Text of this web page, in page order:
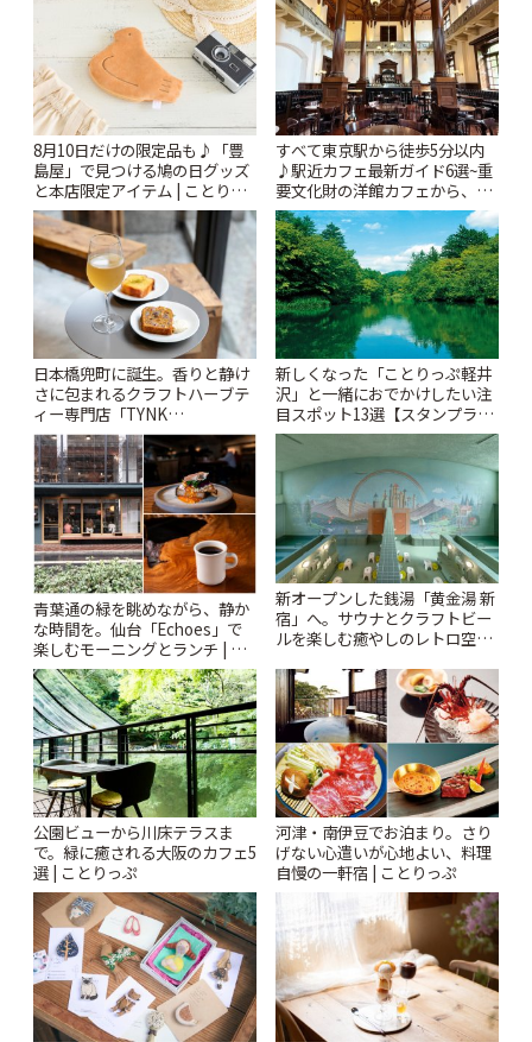
8月10日だけの限定品も♪「豊
島屋」で見つける鳩の日グッズ
と本店限定アイテム | ことりっ
ぷ
すべて東京駅から徒歩5分以内
♪駅近カフェ最新ガイド6選~重
要文化財の洋館カフェから、改
札すぐのレトロ喫茶まで~ | こと
りっぷ
日本橋兜町に誕生。香りと静け
さに包まれるクラフトハーブテ
ィー専門店「TYNK
Kabutocho」 | ことりっぷ
新しくなった「ことりっぷ軽井
沢」と一緒におでかけしたい注
目スポット13選【スタンプラリ
ー開催中】 | ことりっぷ
青葉通の緑を眺めながら、静か
な時間を。仙台「Echoes」で
楽しむモーニングとランチ | こ
とりっぷ
新オープンした銭湯「黄金湯 新
宿」へ。サウナとクラフトビー
ルを楽しむ癒やしのレトロ空間
公園ビューから川床テラスま
で。緑に癒される大阪のカフェ5
選 | ことりっぷ
河津・南伊豆でお泊まり。さり
げない心遣いが心地よい、料理
自慢の一軒宿 | ことりっぷ